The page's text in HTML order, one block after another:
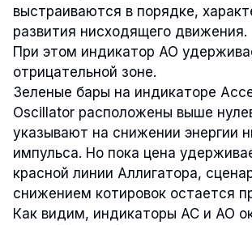
выстраиваются в порядке,
развития нисходящего движения.
При этом индикатор AO
отрицательной зоне.
Зеленые бары на индикаторе
Oscillator расположены выше
указывают на снижении энергии
импульса. Но пока цена
красной линии Аллигатора,
снижением котировок остается
Как видим, индикаторы AC и AO